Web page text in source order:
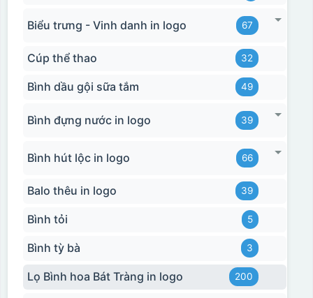
Biểu trưng - Vinh danh in logo 67
Cúp thể thao 32
Bình dầu gội sữa tắm 49
Bình đựng nước in logo 39
Bình hút lộc in logo 66
Balo thêu in logo 39
Bình tỏi 5
Bình tỳ bà 3
Lọ Bình hoa Bát Tràng in logo 200